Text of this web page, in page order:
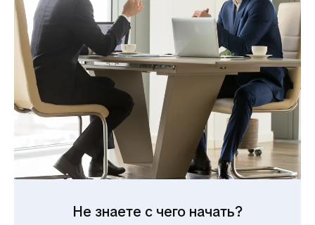
Не знаете с чего начать?